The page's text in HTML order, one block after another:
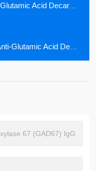
65 (GAD65) IgG ELISA Kit
67 (GAD67) IgG ELISA Kit